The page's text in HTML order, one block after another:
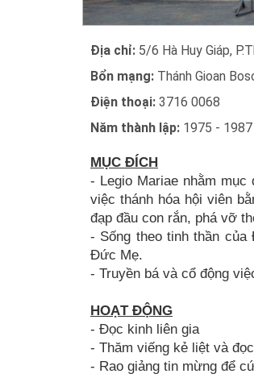
Địa chỉ: 5/6 Hà Huy Giáp,
Bổn mạng: Thánh Gioan
Điện thoại: 3716 0068
Năm thành lập: 1975 - 1987
MỤC ĐÍCH
- Legio Mariae nhằm
việc thánh hóa hội viên
đạp đầu con rắn, phá vỡ
- Sống theo tinh thần
Đức Mẹ.
- Truyền bá và cổ động
HOẠT ĐỘNG
- Đọc kinh liên gia
- Thăm viếng kẻ liệt và
- Rao giảng tin mừng để